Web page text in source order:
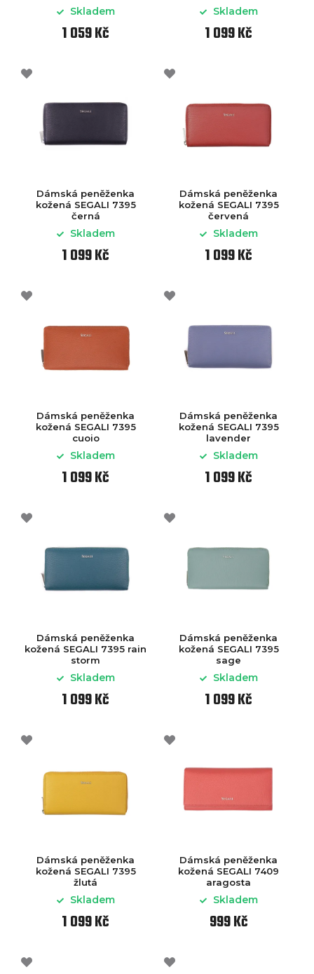
Skladem
1 059 Kč
Skladem
1 099 Kč
Dámská peněženka
kožená SEGALI 7395
černá
Skladem
1 099 Kč
Dámská peněženka
kožená SEGALI 7395
červená
Skladem
1 099 Kč
Dámská peněženka
kožená SEGALI 7395
cuoio
Skladem
1 099 Kč
Dámská peněženka
kožená SEGALI 7395
lavender
Skladem
1 099 Kč
Dámská peněženka
kožená SEGALI 7395 rain
storm
Skladem
1 099 Kč
Dámská peněženka
kožená SEGALI 7395
sage
Skladem
1 099 Kč
Dámská peněženka
kožená SEGALI 7395
žlutá
Skladem
1 099 Kč
Dámská peněženka
kožená SEGALI 7409
aragosta
Skladem
999 Kč